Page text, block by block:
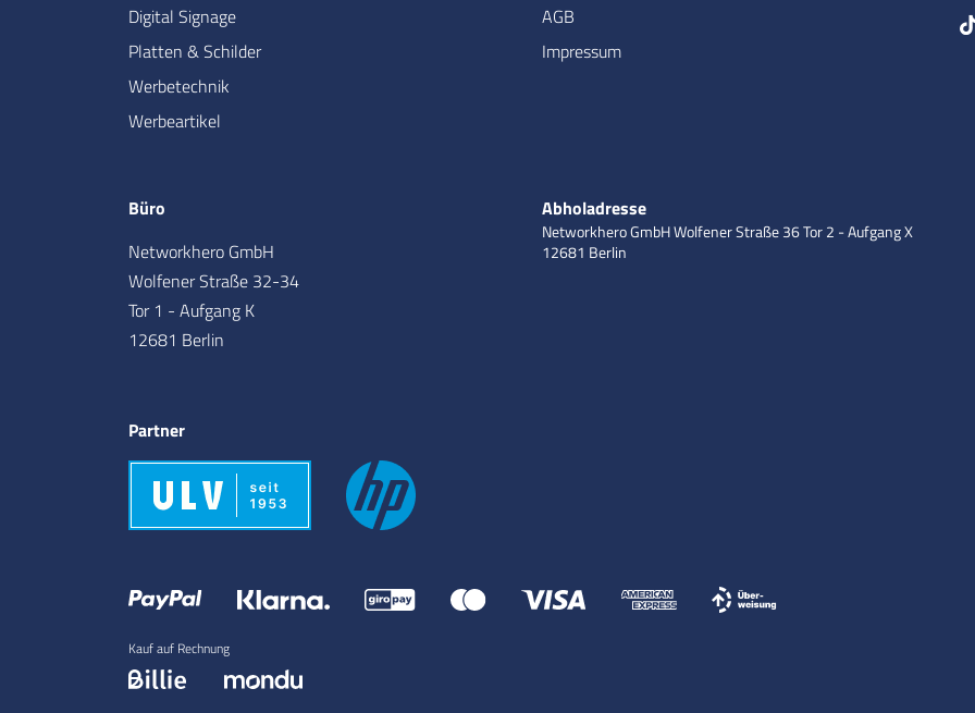
Digital Signage
Platten & Schilder
Werbetechnik
Werbeartikel
AGB
Impressum
Büro
Networkhero GmbH
Wolfener Straße 32-34
Tor 1 - Aufgang K
12681 Berlin
Abholadresse
Networkhero GmbHWolfener Straße 36Tor 2 - Aufgang X
12681 Berlin
Partner
Kauf auf Rechnung